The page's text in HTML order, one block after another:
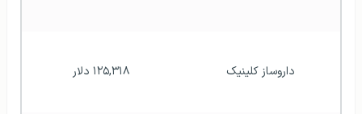
داروساز کلینیک ۱۲۵,۳۱۸ دلار